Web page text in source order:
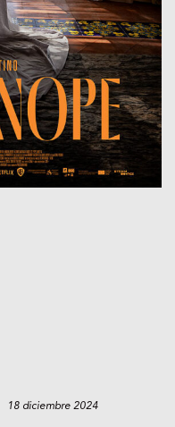
18 diciembre 2024